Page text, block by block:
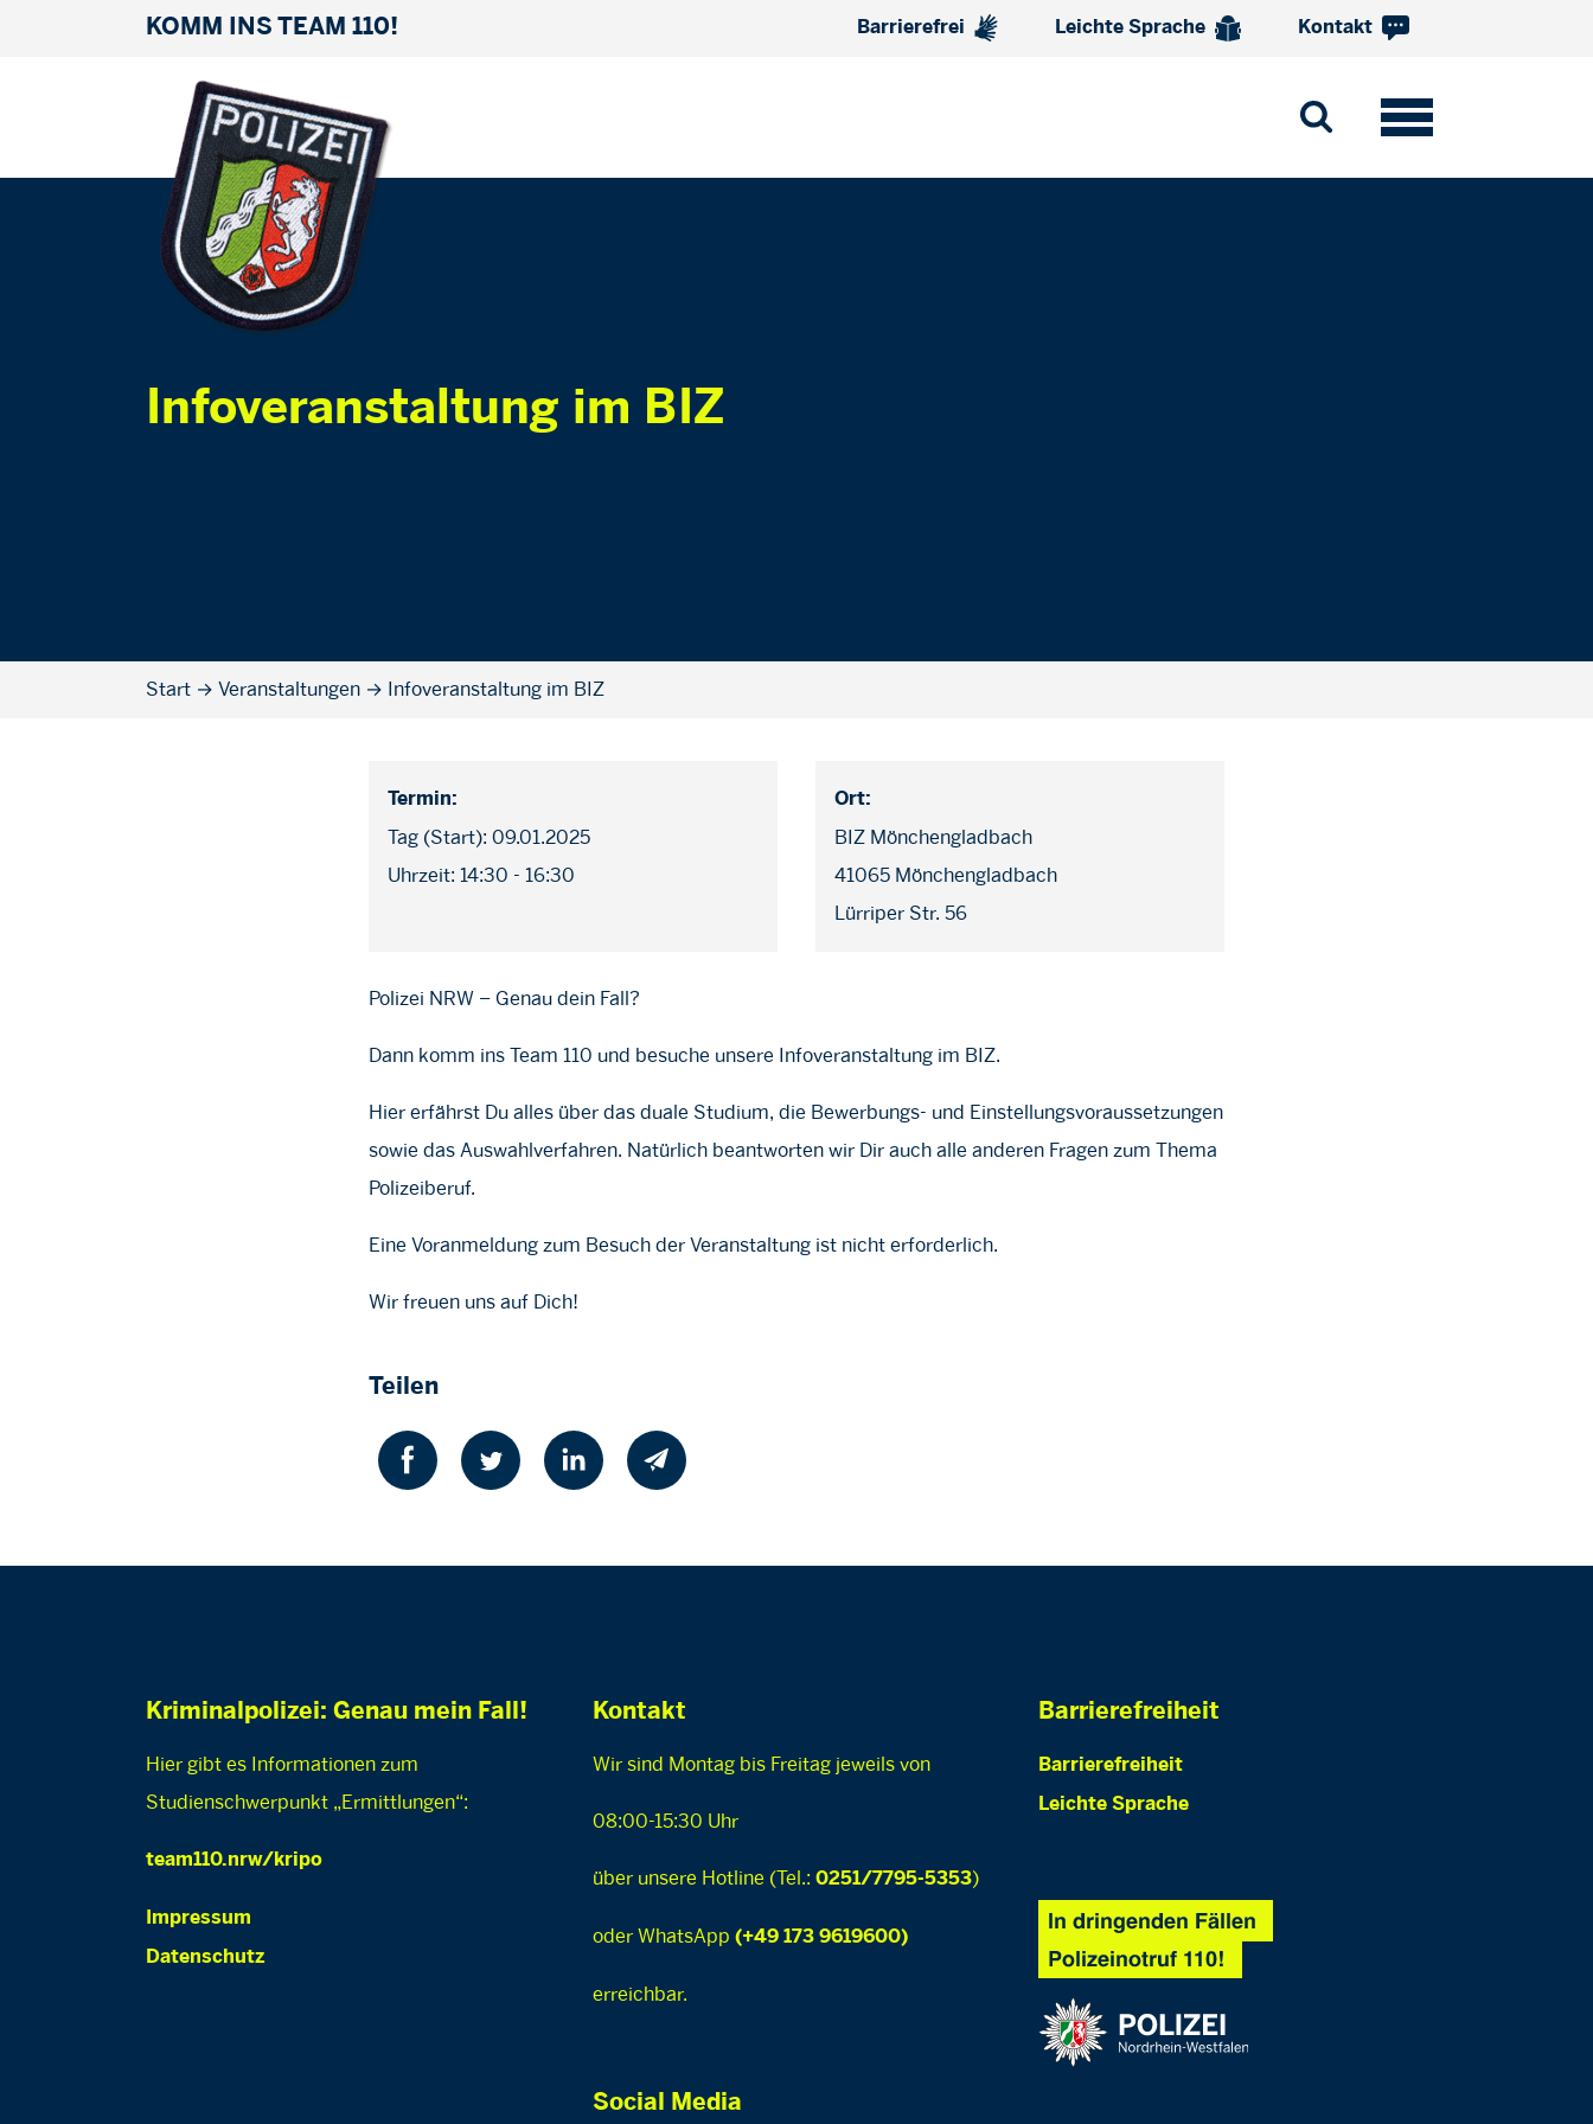
KOMM INS TEAM 110! Barrierefrei Leichte Sprache Kontakt
Infoveranstaltung im BIZ
Start → Veranstaltungen → Infoveranstaltung im BIZ
Termin:
Tag (Start): 09.01.2025
Uhrzeit: 14:30 - 16:30
Ort:
BIZ Mönchengladbach
41065 Mönchengladbach
Lürriper Str. 56
Polizei NRW – Genau dein Fall?
Dann komm ins Team 110 und besuche unsere Infoveranstaltung im BIZ.
Hier erfährst Du alles über das duale Studium, die Bewerbungs- und Einstellungsvoraussetzungen
sowie das Auswahlverfahren. Natürlich beantworten wir Dir auch alle anderen Fragen zum Thema
Polizeiberuf.
Eine Voranmeldung zum Besuch der Veranstaltung ist nicht erforderlich.
Wir freuen uns auf Dich!
Teilen
Kriminalpolizei: Genau mein Fall!
Hier gibt es Informationen zum
Studienschwerpunkt „Ermittlungen“:
team110.nrw/kripo
Impressum
Datenschutz
Kontakt
Wir sind Montag bis Freitag jeweils von
08:00-15:30 Uhr
über unsere Hotline (Tel.: 0251/7795-5353)
oder WhatsApp (+49 173 9619600)
erreichbar.
Social Media
Barrierefreiheit
Barrierefreiheit
Leichte Sprache